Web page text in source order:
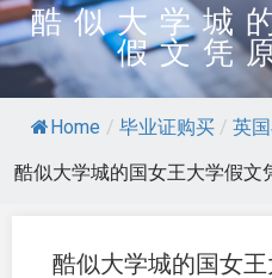
酷似大学城
假文凭
Home / 毕业证购买 / 英
酷似大学城的国女王大学假文
酷似大学城的国女